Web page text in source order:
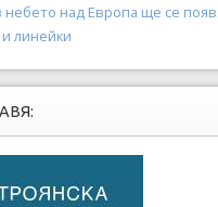
небето над Европа ще се
линейки